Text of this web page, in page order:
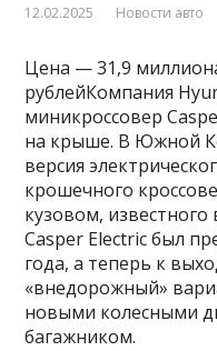
12.02.2025 Новости авто
Цена — 31,9
рублейКомпания
миникроссовер
на крыше. В Южной
версия
крошечного
кузовом,
Casper Electric был
года, а теперь к
«внедорожный»
новыми колесными
багажником.